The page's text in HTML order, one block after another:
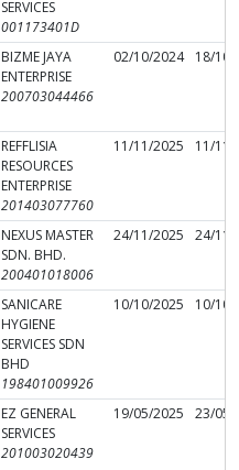
SERVICES
001173401D
BIZME JAYA
ENTERPRISE
200703044466
02/10/2024 18/10/
REFFLISIA
RESOURCES
ENTERPRISE
201403077760
11/11/2025 11/11/
NEXUS MASTER
SDN. BHD.
200401018006
24/11/2025 24/11/
SANICARE
HYGIENE
SERVICES SDN
BHD
198401009926
10/10/2025 10/10/
EZ GENERAL
SERVICES
201003020439
19/05/2025 23/05/